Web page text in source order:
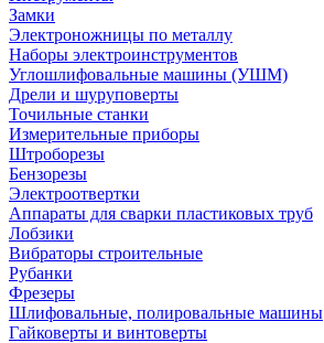
Замки
Электроножницы по металлу
Наборы электроинструментов
Углошлифовальные машины (УШМ)
Дрели и шуруповерты
Точильные станки
Измерительные приборы
Штроборезы
Бензорезы
Электроотвертки
Аппараты для сварки пластиковых труб
Лобзики
Вибраторы строительные
Рубанки
Фрезеры
Шлифовальные, полировальные машины
Гайковерты и винтоверты